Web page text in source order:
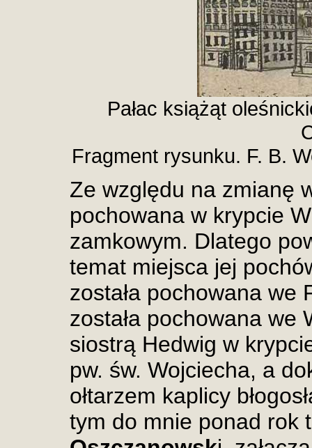
Pałac książąt
Fragment rysunku. F. B.
Ze względu na zmianę
pochowana w krypcie
zamkowym. Dlatego
temat miejsca jej
została pochowana we
została pochowana we
siostrą Hedwig w
pw. św. Wojciecha, a
ołtarzem kaplicy
tym do mnie ponad rok